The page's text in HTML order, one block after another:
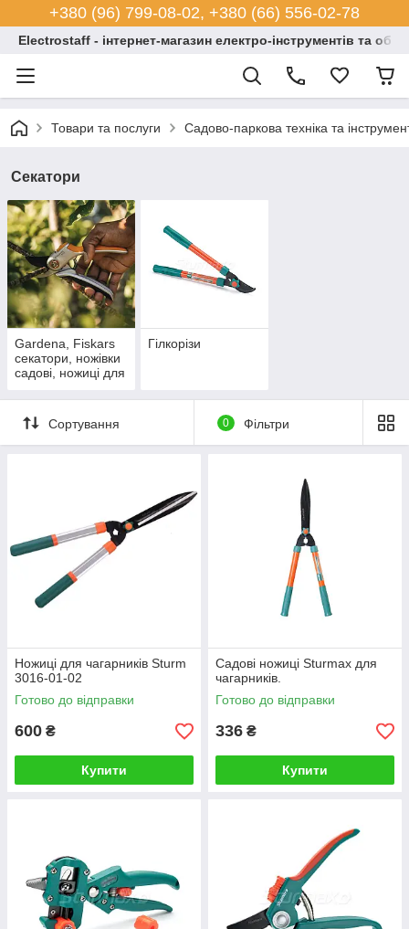
+380 (96) 799-08-02, +380 (66) 556-02-78
Electrostaff - інтернет-магазин електро-інструментів та
Товари та послуги Садово-паркова техніка та
Секатори
Gardena, Fiskars
секатори, ножівки
садові, ножиці для
Гілкорізи
Сортування 0 Фільтри
Ножиці для чагарників Sturm
3016-01-02
Готово до відправки
600 ₴
Купити
Садові ножиці Sturmax для
чагарників.
Готово до відправки
336 ₴
Купити